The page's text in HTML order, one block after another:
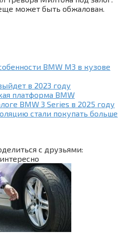
может быть обжалован.
BMW M3 в кузове
в 2023 году
платформа BMW
BMW 3 Series в 2025 году
стали покупать больше
с друзьями: